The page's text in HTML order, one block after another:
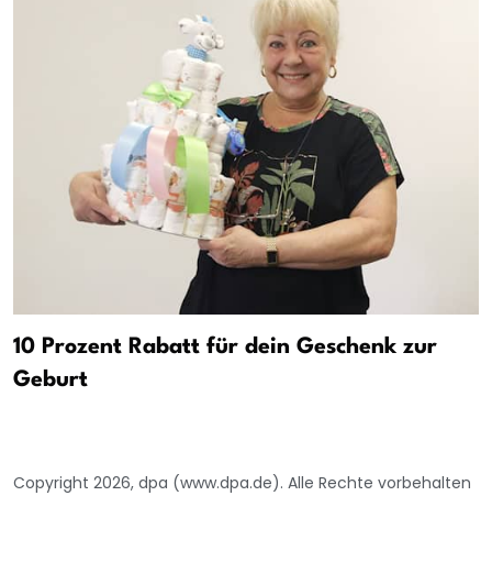
10 Prozent Rabatt für dein Geschenk zur
Geburt
Copyright 2026, dpa (www.dpa.de). Alle Rechte vorbehalten